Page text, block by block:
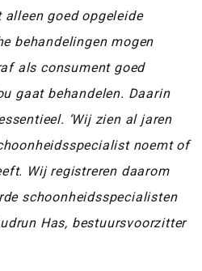
goed opgeleide
behandelingen mogen
als consument goed
gaat behandelen. Daarin
‘Wij zien al jaren
noemt of
Wij registreren daarom
schoonheidsspecialisten
Has, bestuursvoorzitter